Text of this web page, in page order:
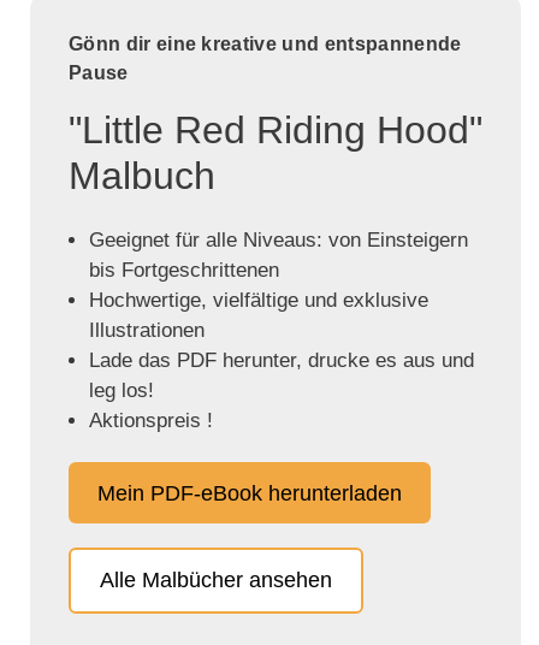
Gönn dir eine kreative und entspannende
Pause
"Little Red Riding Hood"
Malbuch
Geeignet für alle Niveaus: von Einsteigern
bis Fortgeschrittenen
Hochwertige, vielfältige und exklusive
Illustrationen
Lade das PDF herunter, drucke es aus und
leg los!
Aktionspreis !
Mein PDF-eBook herunterladen
Alle Malbücher ansehen